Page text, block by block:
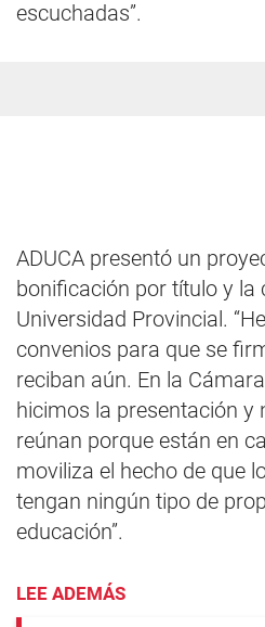
escuchadas”.
ADUCA presentó un
bonificación por título y la
Universidad Provincial.
convenios para que se
reciban aún. En la
hicimos la presentación y
reúnan porque están en
moviliza el hecho de que
tengan ningún tipo de
educación”.
LEE ADEMÁS